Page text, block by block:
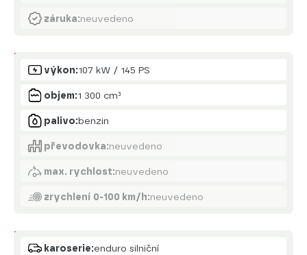
záruka:neuvedeno
Motor
výkon:107 kW / 145 PS
objem:1 300 cm³
palivo:benzin
převodovka:neuvedeno
max. rychlost:neuvedeno
zrychlení 0-100 km/h:neuvedeno
Karoserie
karoserie:enduro silniční